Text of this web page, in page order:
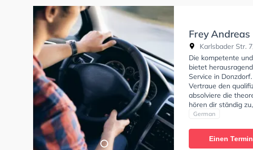
Frey Andreas
Karlsbader Str.
Die kompetente
bietet
Service in
Vertraue den
absolviere die
hören dir ständig
dir eine
German
Einen